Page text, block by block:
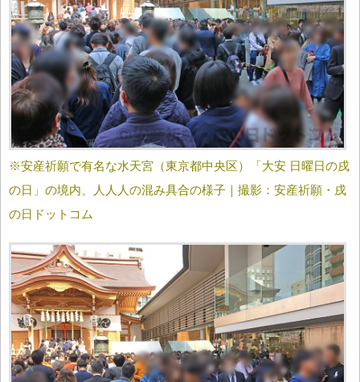
※安産祈願で有名な水天宮（東京都中央区）「大安 日曜日の戌
の日」の境内、人人人の混み具合の様子｜撮影：安産祈願・戌
の日ドットコム